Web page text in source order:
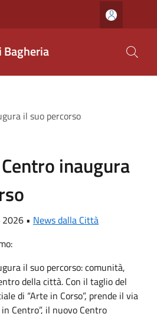
Bagheria
il suo percorso
inaugura
• News dalla Città
il suo percorso: comunità,
della città. Con il taglio del
di “Arte in Corso”, prende il via
Centro”, il nuovo Centro